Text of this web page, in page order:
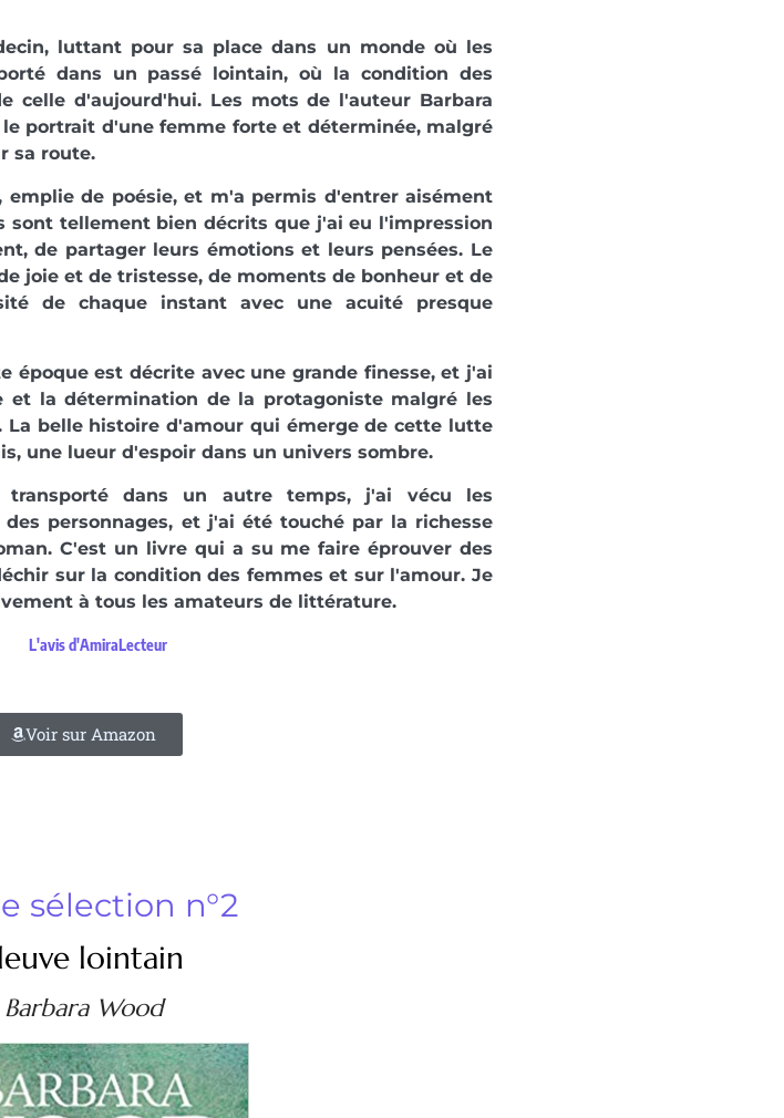
luttant pour sa place dans un monde où les
dans un passé lointain, où la condition des
celle d'aujourd'hui. Les mots de l'auteur Barbara
portrait d'une femme forte et déterminée, malgré
sa route.
de poésie, et m'a permis d'entrer aisément
sont tellement bien décrits que j'ai eu l'impression
de partager leurs émotions et leurs pensées. Le
joie et de tristesse, de moments de bonheur et de
de chaque instant avec une acuité presque
époque est décrite avec une grande finesse, et j'ai
et la détermination de la protagoniste malgré les
La belle histoire d'amour qui émerge de cette lutte
une lueur d'espoir dans un univers sombre.
dans un autre temps, j'ai vécu les
personnages, et j'ai été touché par la richesse
C'est un livre qui a su me faire éprouver des
sur la condition des femmes et sur l'amour. Je
à tous les amateurs de littérature.
L'avis d'AmiraLecteur
Voir sur Amazon
sélection n°2
lointain
Barbara Wood